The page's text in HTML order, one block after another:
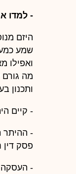
- למדו
שמע
ואפילו
מה גורם
ותכנון בעלטה יזם תמ"א 38
- קיים
פסק
- העסקה